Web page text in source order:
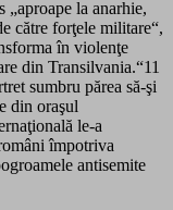
„aproape la anarhie,
către forţele militare“,
în violenţe
din Transilvania.“11
sumbru părea să-şi
din oraşul
le-a
împotriva
antisemite